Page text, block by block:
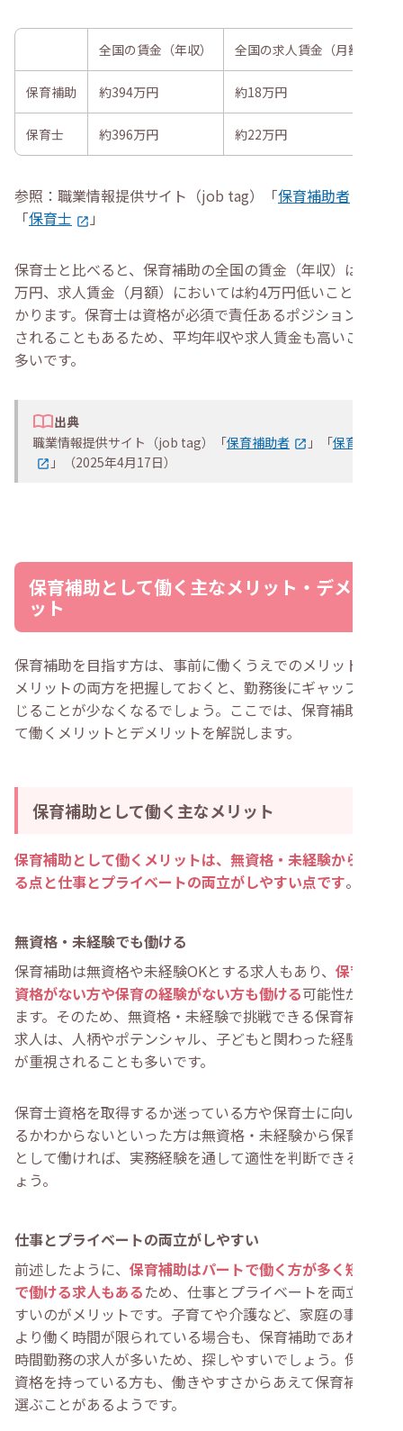
全国の賃金（年収） 全国の求人賃金（月額）
保育補助 約394万円 約18万円
保育士 約396万円 約22万円
参照：職業情報提供サイト（job tag）「保育補助者
「保育士 」
保育士と比べると、保育補助の全国の賃金（年収）は約2
万円、求人賃金（月額）においては約4万円低いことがわ
かります。保育士は資格が必須で責任あるポジションを任
されることもあるため、平均年収や求人賃金も高いことが
多いです。
出典
職業情報提供サイト（job tag）「保育補助者 」「保育士
」（2025年4月17日）
保育補助として働く主なメリット・デメリ
ット
保育補助を目指す方は、事前に働くうえでのメリット・デ
メリットの両方を把握しておくと、勤務後にギャップを感
じることが少なくなるでしょう。ここでは、保育補助とし
て働くメリットとデメリットを解説します。
保育補助として働く主なメリット
保育補助として働くメリットは、無資格・未経験から働け
る点と仕事とプライベートの両立がしやすい点です。
無資格・未経験でも働ける
保育補助は無資格や未経験OKとする求人もあり、 保育士
資格がない方や保育の経験がない方も働ける可能性があり
ます。そのため、無資格・未経験で挑戦できる保育補助の
求人は、人柄やポテンシャル、子どもと関わった経験など
が重視されることも多いです。
保育士資格を取得するか迷っている方や保育士に向いてい
るかわからないといった方は無資格・未経験から保育補助
として働ければ、実務経験を通して適性を判断できるでし
ょう。
仕事とプライベートの両立がしやすい
前述したように、 保育補助はパートで働く方が多く短時間
で働ける求人もあるため、仕事とプライベートを両立しや
すいのがメリットです。子育てや介護など、家庭の事情に
より働く時間が限られている場合も、保育補助であれば短
時間勤務の求人が多いため、探しやすいでしょう。保育士
資格を持っている方も、働きやすさからあえて保育補助を
選ぶことがあるようです。